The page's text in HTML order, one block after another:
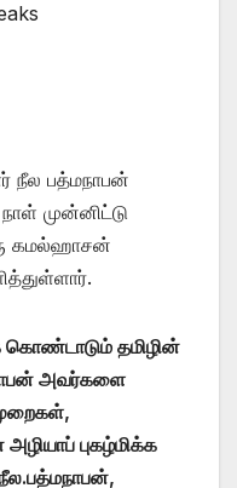
நீல பத்மநாபன்
முன்னிட்டு
கமல்ஹாசன்
தமிழின்
அவர்களை
புகழ்மிக்க